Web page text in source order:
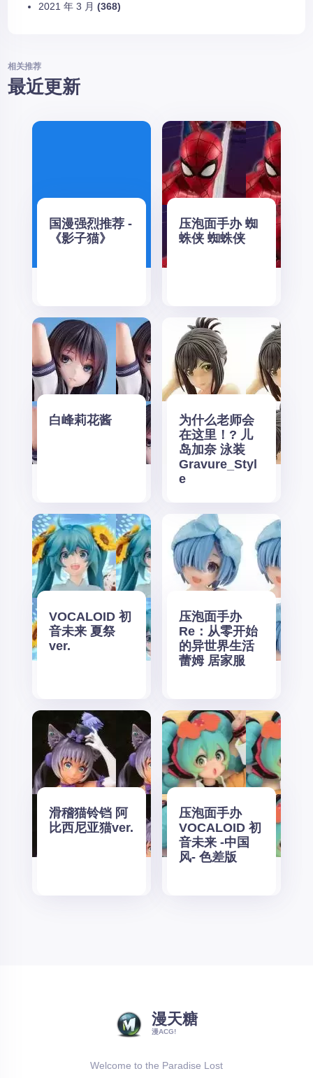
2021 年 3 月 (368)
相关推荐
最近更新
国漫强烈推荐 -
《影子猫》
压泡面手办 蜘
蛛侠 蜘蛛侠
白峰莉花酱
为什么老师会
在这里！? 儿
岛加奈 泳装
Gravure_Styl
e
VOCALOID 初
音未来 夏祭
ver.
压泡面手办
Re：从零开始
的异世界生活
蕾姆 居家服
滑稽猫铃铛 阿
比西尼亚猫ver.
压泡面手办
VOCALOID 初
音未来 -中国
风- 色差版
漫天糖
漫ACG!
Welcome to the Paradise Lost